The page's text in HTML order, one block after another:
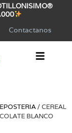
Contactanos
/ CEREAL
BLANCO